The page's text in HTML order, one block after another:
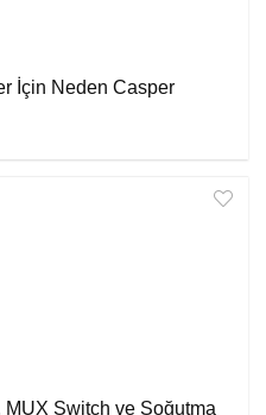
İçin Neden Casper
Switch ve Soğutma